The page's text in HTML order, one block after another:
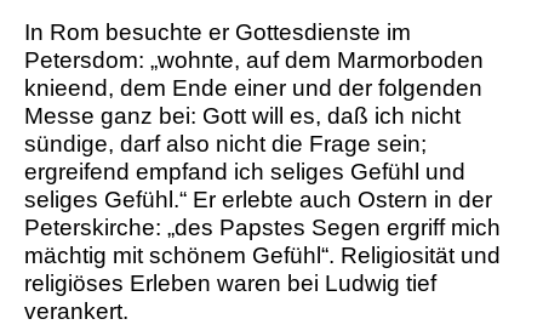
In Rom besuchte er Gottesdienste im
Petersdom: „wohnte, auf dem Marmorboden
knieend, dem Ende einer und der folgenden
Messe ganz bei: Gott will es, daß ich nicht
sündige, darf also nicht die Frage sein;
ergreifend empfand ich seliges Gefühl und
seliges Gefühl.“ Er erlebte auch Ostern in der
Peterskirche: „des Papstes Segen ergriff mich
mächtig mit schönem Gefühl“. Religiosität und
religiöses Erleben waren bei Ludwig tief
verankert.